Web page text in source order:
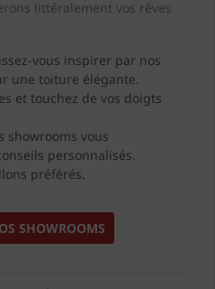
littéralement vos rêves
vous inspirer par nos
une toiture élégante.
et touchez de vos doigts
showrooms vous
personnalisés.
préférés.
SHOWROOMS